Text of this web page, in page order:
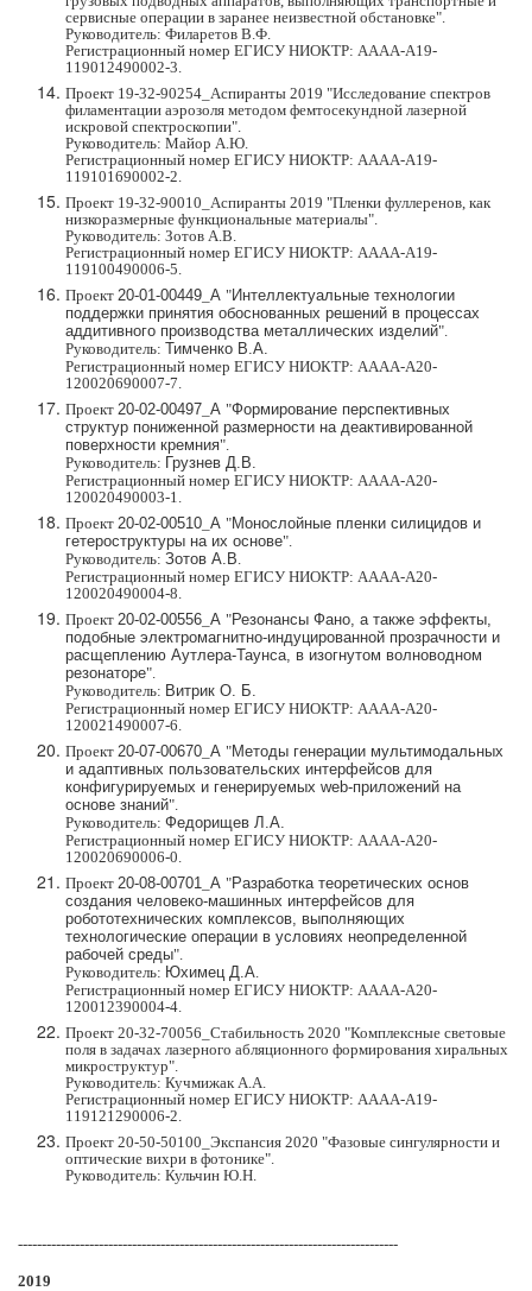
сервисные операции в заранее неизвестной обстановке".
Руководитель: Филаретов В.Ф.
Регистрационный номер ЕГИСУ НИОКТР: АААА-А19-
119012490002-3.
Проект 19-32-90254_Аспиранты 2019 "Исследование спектров
филаментации аэрозоля методом фемтосекундной лазерной
искровой спектроскопии".
Руководитель: Майор А.Ю.
Регистрационный номер ЕГИСУ НИОКТР: АААА-А19-
119101690002-2.
Проект 19-32-90010_ Аспиранты 2019 "Пленки фуллеренов, как
низкоразмерные функциональные материалы".
Руководитель: Зотов А.В.
Регистрационный номер ЕГИСУ НИОКТР: АААА-А19-
119100490006-5.
Проект 20-01-00449 А "Интеллектуальные технологии
поддержки принятия обоснованных решений в процессах
аддитивного производства металлических изделий".
Руководитель: Тимченко В.А.
Регистрационный номер ЕГИСУ НИОКТР: АААА-А20-
120020690007-7.
Проект 20-02-00497 А "Формирование перспективных
структур пониженной размерности на деактивированной
поверхности кремния".
Руководитель: Грузнев Д.В.
Регистрационный номер ЕГИСУ НИОКТР: АААА-А20-
120020490003-1.
Проект 20-02-00510 А "Монослойные пленки силицидов и
гетероструктуры на их основе".
Руководитель: Зотов А.В.
Регистрационный номер ЕГИСУ НИОКТР: АААА-А20-
120020490004-8.
Проект 20-02-00556 А "Резонансы Фано, а также эффекты,
подобные электромагнитно-индуцированной прозрачности и
расщеплению Аутлера-Таунса, в изогнутом волноводном
резонаторе".
Руководитель: Витрик О. Б.
Регистрационный номер ЕГИСУ НИОКТР: АААА-А20-
120021490007-6.
Проект 20-07-00670 А "Методы генерации мультимодальных
и адаптивных пользовательских интерфейсов для
конфигурируемых и генерируемых web-приложений на
основе знаний".
Руководитель: Федорищев Л.А.
Регистрационный номер ЕГИСУ НИОКТР: АААА-А20-
120020690006-0.
Проект 20-08-00701 А "Разработка теоретических основ
создания человеко-машинных интерфейсов для
робототехнических комплексов, выполняющих
технологические операции в условиях неопределенной
рабочей среды".
Руководитель: Юхимец Д.А.
Регистрационный номер ЕГИСУ НИОКТР: АААА-А20-
120012390004-4.
Проект 20-32-70056_Стабильность 2020 "Комплексные световые
поля в задачах лазерного абляционного формирования хиральных
микроструктур".
Руководитель: Кучмижак А.А.
Регистрационный номер ЕГИСУ НИОКТР: АААА-А19-
119121290006-2.
Проект 20-50-50100_Экспансия 2020 "Фазовые сингулярности и
оптические вихри в фотонике".
Руководитель: Кульчин Ю.Н.
--------------------------------------------------------------------------------
2019